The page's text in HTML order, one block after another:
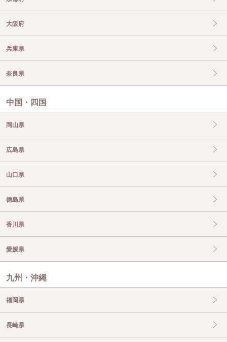
大阪府
兵庫県
奈良県
中国・四国
岡山県
広島県
山口県
徳島県
香川県
愛媛県
九州・沖縄
福岡県
長崎県